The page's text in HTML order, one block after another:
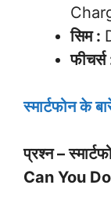
सिम :
फीचर्स
स्मार्टफोन के
प्रश्न –
Can You